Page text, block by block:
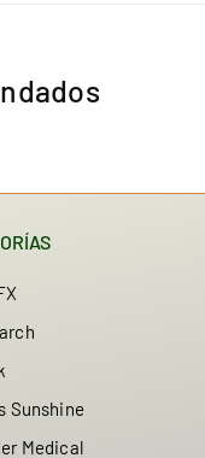
Sunshine
Medical